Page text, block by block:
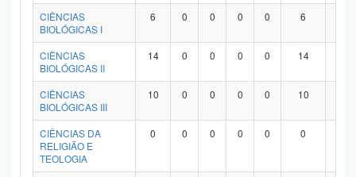
CIÊNCIAS
BIOLÓGICAS I
6 0 0 0 0 6
CIÊNCIAS
BIOLÓGICAS II
14 0 0 0 0 14
CIÊNCIAS
BIOLÓGICAS III
10 0 0 0 0 10
CIÊNCIAS DA
RELIGIÃO E
TEOLOGIA
0 0 0 0 0 0